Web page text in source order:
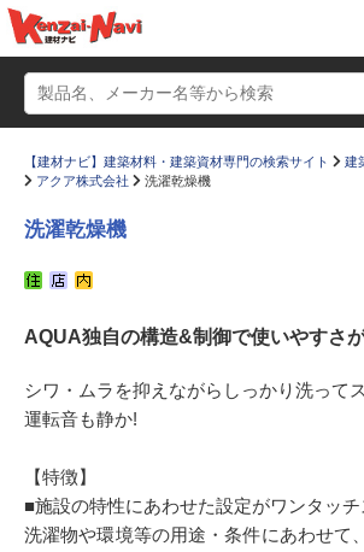
かたなび コラム
すまいリング 設計士
Q＆A
お気に入り
【建材ナビ】建築材料・建築資材専門の検索サイト
建
アクア株式会社
洗濯乾燥機
洗濯乾燥機
AQUA独自の構造&制御で使いやすさ
シワ・ムラを抑えながらしっかり洗って
運転音も静か!
【特徴】
■施設の特性にあわせた設定がワンタッチ
洗濯物や環境等の用途・条件にあわせて